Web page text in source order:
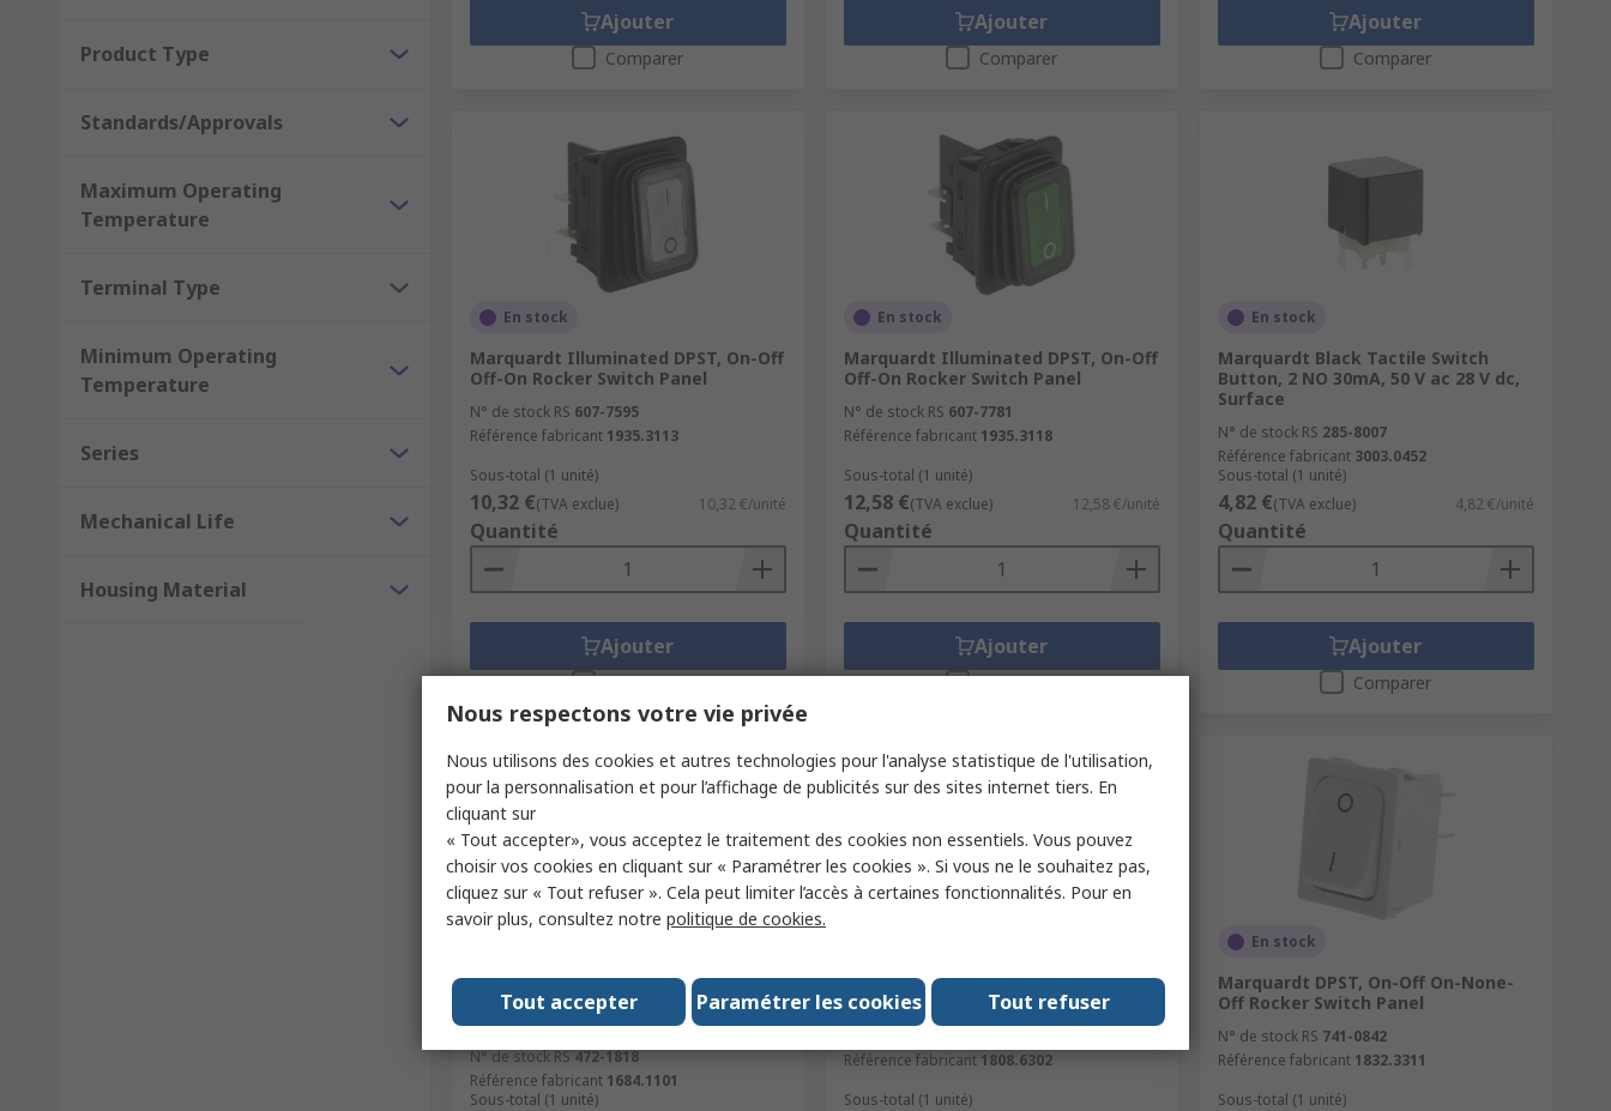
Product Type
Standards/Approvals
Maximum Operating
Temperature
Terminal Type
Minimum Operating
Temperature
Series
Mechanical Life
Housing Material
Ajouter
Comparer
Ajouter
Comparer
Ajouter
Comparer
En stock
Marquardt Illuminated DPST, On-Off
Off-On Rocker Switch Panel
N° de stock RS 607-7595
Référence fabricant 1935.3113
Sous-total (1 unité)
10,32 €(TVA exclue) 10,32 €/unité
Quantité
Ajouter
Comparer
En stock
Marquardt Illuminated DPST, On-Off
Off-On Rocker Switch Panel
N° de stock RS 607-7781
Référence fabricant 1935.3118
Sous-total (1 unité)
12,58 €(TVA exclue) 12,58 €/unité
Quantité
Ajouter
Comparer
En stock
Marquardt Black Tactile Switch
Button, 2 NO 30mA, 50 V ac 28 V dc,
Surface
N° de stock RS 285-8007
Référence fabricant 3003.0452
Sous-total (1 unité)
4,82 €(TVA exclue) 4,82 €/unité
Quantité
Ajouter
Comparer
Marquardt 1683 Series Push Button
Switch, Latching, Panel, 12.9 x 19.2
mm Cutout, DPDT, IP67 250 V ac
N° de stock RS472-1818
Référence fabricant 1684.1101
Sous-total (1 unité)
Marquardt SPDT, On-Off-On On-
None-On Rocker Switch Panel
Référence fabricant 1808.6302
Sous-total (1 unité)
En stock
Marquardt DPST, On-Off On-None-
Off Rocker Switch Panel
N° de stock RS 741-0842
Référence fabricant 1832.3311
Sous-total (1 unité)
Nous respectons votre vie privée
Nous utilisons des cookies et autres technologies pour l'analyse statistique de l'utilisation,
pour la personnalisation et pour l’affichage de publicités sur des sites internet tiers. En
cliquant sur
« Tout accepter», vous acceptez le traitement des cookies non essentiels. Vous pouvez
choisir vos cookies en cliquant sur « Paramétrer les cookies ». Si vous ne le souhaitez pas,
cliquez sur « Tout refuser ». Cela peut limiter l’accès à certaines fonctionnalités. Pour en
savoir plus, consultez notre politique de cookies.
Tout accepter Paramétrer les cookies Tout refuser